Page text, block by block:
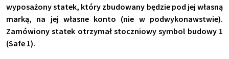
wyposażony statek, który zbudowany będzie pod jej własną
marką, na jej własne konto (nie w podwykonawstwie).
Zamówiony statek otrzymał stoczniowy symbol budowy 1
(Safe 1).